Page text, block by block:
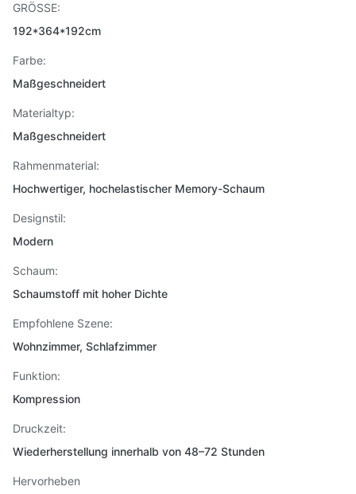
GRÖSSE:
192*364*192cm
Farbe:
Maßgeschneidert
Materialtyp:
Maßgeschneidert
Rahmenmaterial:
Hochwertiger, hochelastischer Memory-Schaum
Designstil:
Modern
Schaum:
Schaumstoff mit hoher Dichte
Empfohlene Szene:
Wohnzimmer, Schlafzimmer
Funktion:
Kompression
Druckzeit:
Wiederherstellung innerhalb von 48–72 Stunden
Hervorheben